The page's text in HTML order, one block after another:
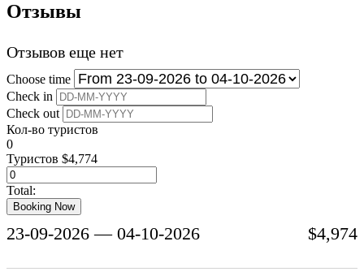
Отзывы
Отзывов еще нет
Choose time
Check in
Check out
Кол-во туристов
0
Туристов $4,774
Total:
Booking Now
$4,974
23-09-2026 — 04-10-2026